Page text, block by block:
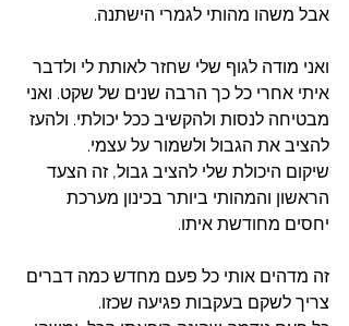
אבל משהו מהותי לגמרי הישתנה.
ואני מודה לגוף שלי שחזר לאותת לי ולדבר
איתי אחרי כל כך הרבה שנים של שקט. ואני
מבטיחה לנסות ולהקשיב ככל יכולתי. ולהעז
להציב את הגבול ולשמור על עצמי.
שיקום היכולת שלי להציב גבול, זה הצעד
הראשון והמהותי ביותר בכינון מערכת
יחסים מחודשת איתו.
זה מדהים אותי כל פעם מחדש כמה דברים
צריך לשקם בעקבות פגיעה שכזו.